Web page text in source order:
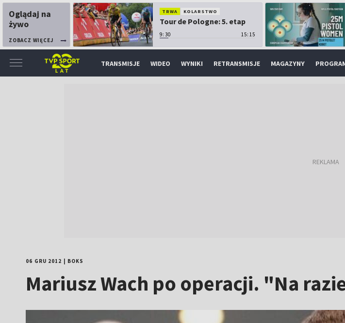
Oglądaj na
żywo
ZOBACZ WIĘCEJ
TRWA KOLARSTWO
Tour de Pologne: 5. etap
9:30 15:15
TRANSMISJE WIDEO WYNIKI RETRANSMISJE MAGAZYNY
06 GRU 2012 BOKS
Mariusz Wach po operacji. "Na